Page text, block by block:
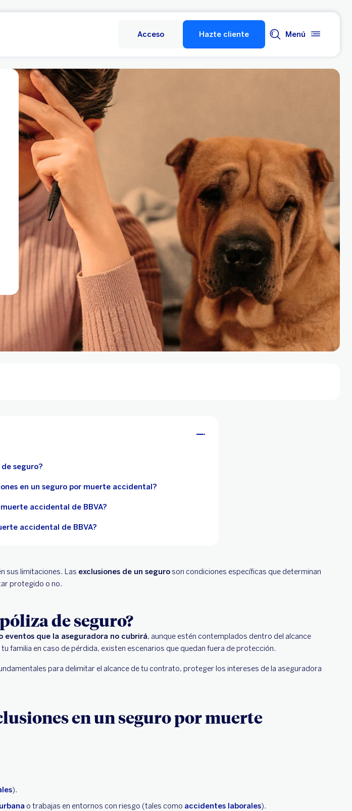
Acceso Hazte cliente Menú
seguro?
en un seguro por muerte accidental?
accidental de BBVA?
accidental de BBVA?
sus limitaciones. Las exclusiones de un seguroson condiciones específicas que determinan
protegido o no.
de seguro?
eventos que la aseguradora no cubrirá, aunque estén contemplados dentro del alcance
familia en caso de pérdida, existen escenarios que quedan fuera de protección.
para delimitar el alcance de tu contrato, proteger los intereses de la aseguradora
en un seguro por muerte
).
o trabajas en entornos con riesgo (tales como accidentes laborales).